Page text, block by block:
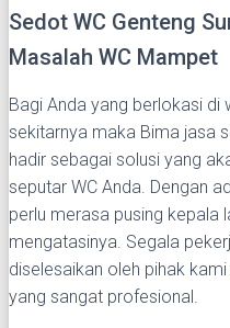
Sedot WC Genteng
Masalah WC Mampet
Bagi Anda yang berlokasi di
sekitarnya maka Bima jasa
hadir sebagai solusi yang
seputar WC Anda. Dengan
perlu merasa pusing kepala
mengatasinya. Segala
diselesaikan oleh pihak
yang sangat profesional.